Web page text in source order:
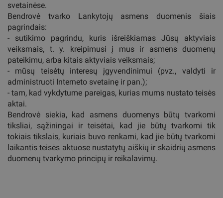
svetainėse.
Bendrovė tvarko Lankytojų asmens duomenis šiais
pagrindais:
- sutikimo pagrindu, kuris išreiškiamas Jūsų aktyviais
veiksmais, t. y. kreipimusi į mus ir asmens duomenų
pateikimu, arba kitais aktyviais veiksmais;
- mūsų teisėtų interesų įgyvendinimui (pvz., valdyti ir
administruoti Interneto svetainę ir pan.);
- tam, kad vykdytume pareigas, kurias mums nustato teisės
aktai.
Bendrovė siekia, kad asmens duomenys būtų tvarkomi
tiksliai, sąžiningai ir teisėtai, kad jie būtų tvarkomi tik
tokiais tikslais, kuriais buvo renkami, kad jie būtų tvarkomi
laikantis teisės aktuose nustatytų aiškių ir skaidrių asmens
duomenų tvarkymo principų ir reikalavimų.